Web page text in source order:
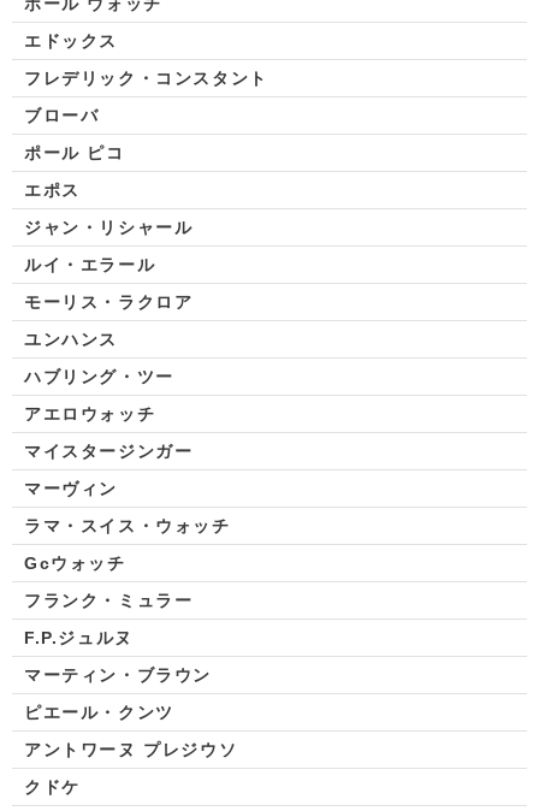
ボール ウォッチ
エドックス
フレデリック・コンスタント
ブローバ
ポール ピコ
エポス
ジャン・リシャール
ルイ・エラール
モーリス・ラクロア
ユンハンス
ハブリング・ツー
アエロウォッチ
マイスタージンガー
マーヴィン
ラマ・スイス・ウォッチ
Gcウォッチ
フランク・ミュラー
F.P.ジュルヌ
マーティン・ブラウン
ピエール・クンツ
アントワーヌ プレジウソ
クドケ